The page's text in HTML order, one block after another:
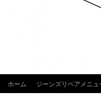
ホーム ジーンズリペアメニュ